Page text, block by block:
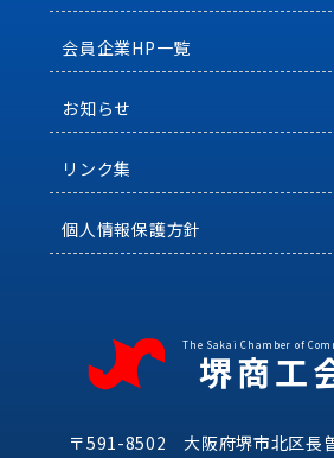
会員企業HP一覧
お知らせ
リンク集
個人情報保護方針
The Sakai Chamber of
堺商工
〒591-8502 大阪府堺市北区長